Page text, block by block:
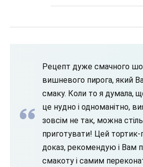
Рецепт дуже смачного
вишневого пирога, який
смаку. Коли то я думала,
це нудно і одноманітно,
зовсім не так, можна
приготувати! Цей тортик-
доказ, рекомендую і Вам
смакоту і самим